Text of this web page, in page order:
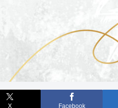
X Facebook